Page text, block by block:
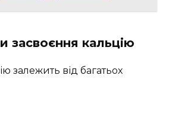
засвоєння кальцію
залежить від багатьох